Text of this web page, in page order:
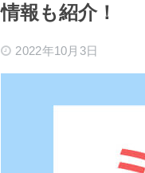
情報も紹介！
2022年10月3日